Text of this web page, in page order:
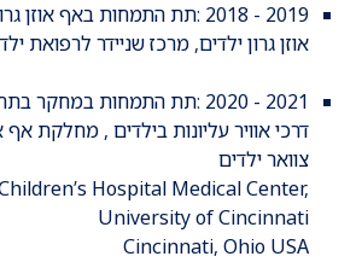
2019 - 2018 :תת התמחות באף
אוזן גרון ילדים, מרכז שניידר לרפואת
2021 - 2020 :תת התמחות
דרכי אוויר עליונות בילדים , מחלקת אף
צוואר ילדים
Hospital Medical Center,
University of Cincinnati
Cincinnati, Ohio USA